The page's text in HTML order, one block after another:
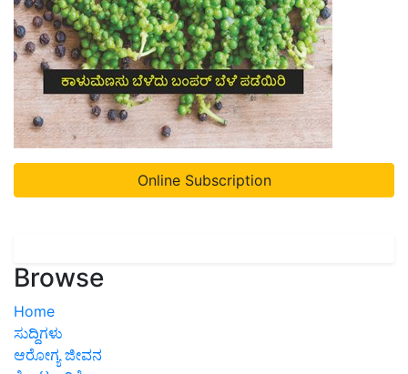
Online Subscription
Browse
Home
ಸುದ್ದಿಗಳು
ಆರೋಗ್ಯ ಜೀವನ